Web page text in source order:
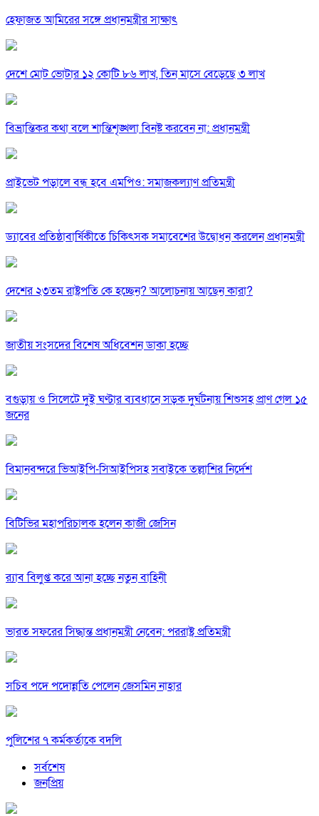
হেফাজত আমিরের সঙ্গে প্রধানমন্ত্রীর সাক্ষাৎ
দেশে মোট ভোটার ১২ কোটি ৮৬ লাখ, তিন মাসে বেড়েছে ৩ লাখ
বিভ্রান্তিকর কথা বলে শান্তিশৃঙ্খলা বিনষ্ট করবেন না: প্রধানমন্ত্রী
প্রাইভেট পড়ালে বন্ধ হবে এমপিও: সমাজকল্যাণ প্রতিমন্ত্রী
ড্যাবের প্রতিষ্ঠাবার্ষিকীতে চিকিৎসক সমাবেশের উদ্বোধন করলেন প্রধানমন্ত্রী
দেশের ২৩তম রাষ্ট্রপতি কে হচ্ছেন? আলোচনায় আছেন কারা?
জাতীয় সংসদের বিশেষ অধিবেশন ডাকা হচ্ছে
বগুড়ায় ও সিলেটে দুই ঘণ্টার ব্যবধানে সড়ক দুর্ঘটনায় শিশুসহ প্রাণ গেল ১৫
জনের
বিমানবন্দরে ভিআইপি-সিআইপিসহ সবাইকে তল্লাশির নির্দেশ
বিটিভির মহাপরিচালক হলেন কাজী জেসিন
র‍্যাব বিলুপ্ত করে আনা হচ্ছে নতুন বাহিনী
ভারত সফরের সিদ্ধান্ত প্রধানমন্ত্রী নেবেন: পররাষ্ট্র প্রতিমন্ত্রী
সচিব পদে পদোন্নতি পেলেন জেসমিন নাহার
পুলিশের ৭ কর্মকর্তাকে বদলি
সর্বশেষ
জনপ্রিয়